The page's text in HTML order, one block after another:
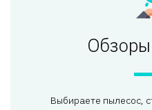
Выбираете пылесос,